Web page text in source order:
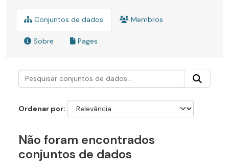
Conjuntos de dados Membros
Sobre Pages
Ordenar por
Não foram encontrados
conjuntos de dados